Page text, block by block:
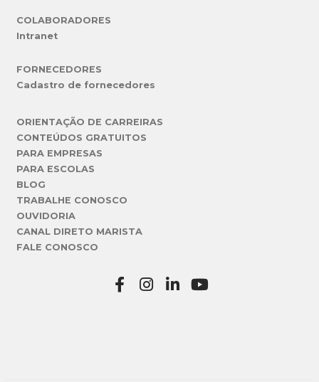
COLABORADORES
Intranet
FORNECEDORES
Cadastro de fornecedores
ORIENTAÇÃO DE CARREIRAS
CONTEÚDOS GRATUITOS
PARA EMPRESAS
PARA ESCOLAS
BLOG
TRABALHE CONOSCO
OUVIDORIA
CANAL DIRETO MARISTA
FALE CONOSCO